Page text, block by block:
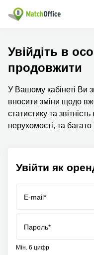
Тип
приміщення
Бізнес-
офіси
Популярні
міста
Печерський
Солом'янський
район
Івано-
Франківськ
Популярні
пошуки
центри
Києва
Офіси у
Конференц-
Київ
Допомога
Про нас
Здати в оренду
Увійти
Увійдіть в
продовжити
У Вашому кабінеті Ви
вносити зміни щодо
статистику та
нерухомості, та багато
Увійти як
E-mail*
Пароль*
Мін. 6 цифр